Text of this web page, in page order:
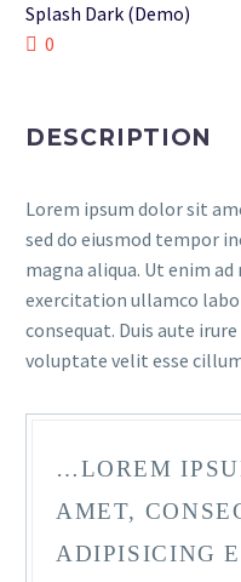
Splash Dark (Demo)
0
DESCRIPTION
Lorem ipsum dolor sit
sed do eiusmod tempor
magna aliqua. Ut enim
exercitation ullamco
consequat. Duis aute
voluptate velit esse
…LOREM
AMET,
ADIPISICING